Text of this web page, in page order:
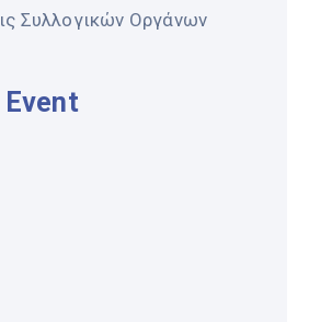
Συλλογικών Οργάνων
Event